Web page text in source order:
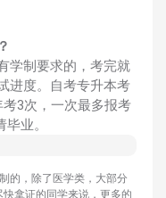
学制要求的，考完就
进度。自考专升本考
3次，一次最多报考
业。
的，除了医学类，大部分
拿证的同学来说，更多的